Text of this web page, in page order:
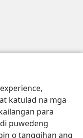
katulad na mga
para
puwedeng
o tanggihan ang